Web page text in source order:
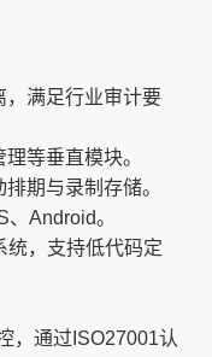
，满足行业审计要
等垂直模块。
期与录制存储。
Android。
统，支持低代码定
，通过ISO27001认